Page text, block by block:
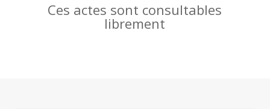
Ces actes sont consultables
librement